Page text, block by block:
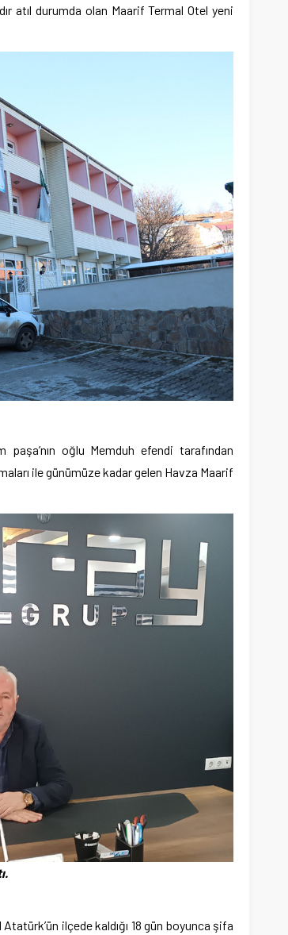
atıl durumda olan Maarif Termal Otel yeni
paşa’nın oğlu Memduh efendi tarafından
ile günümüze kadar gelen Havza Maarif
Atatürk’ün ilçede kaldığı 18 gün boyunca şifa